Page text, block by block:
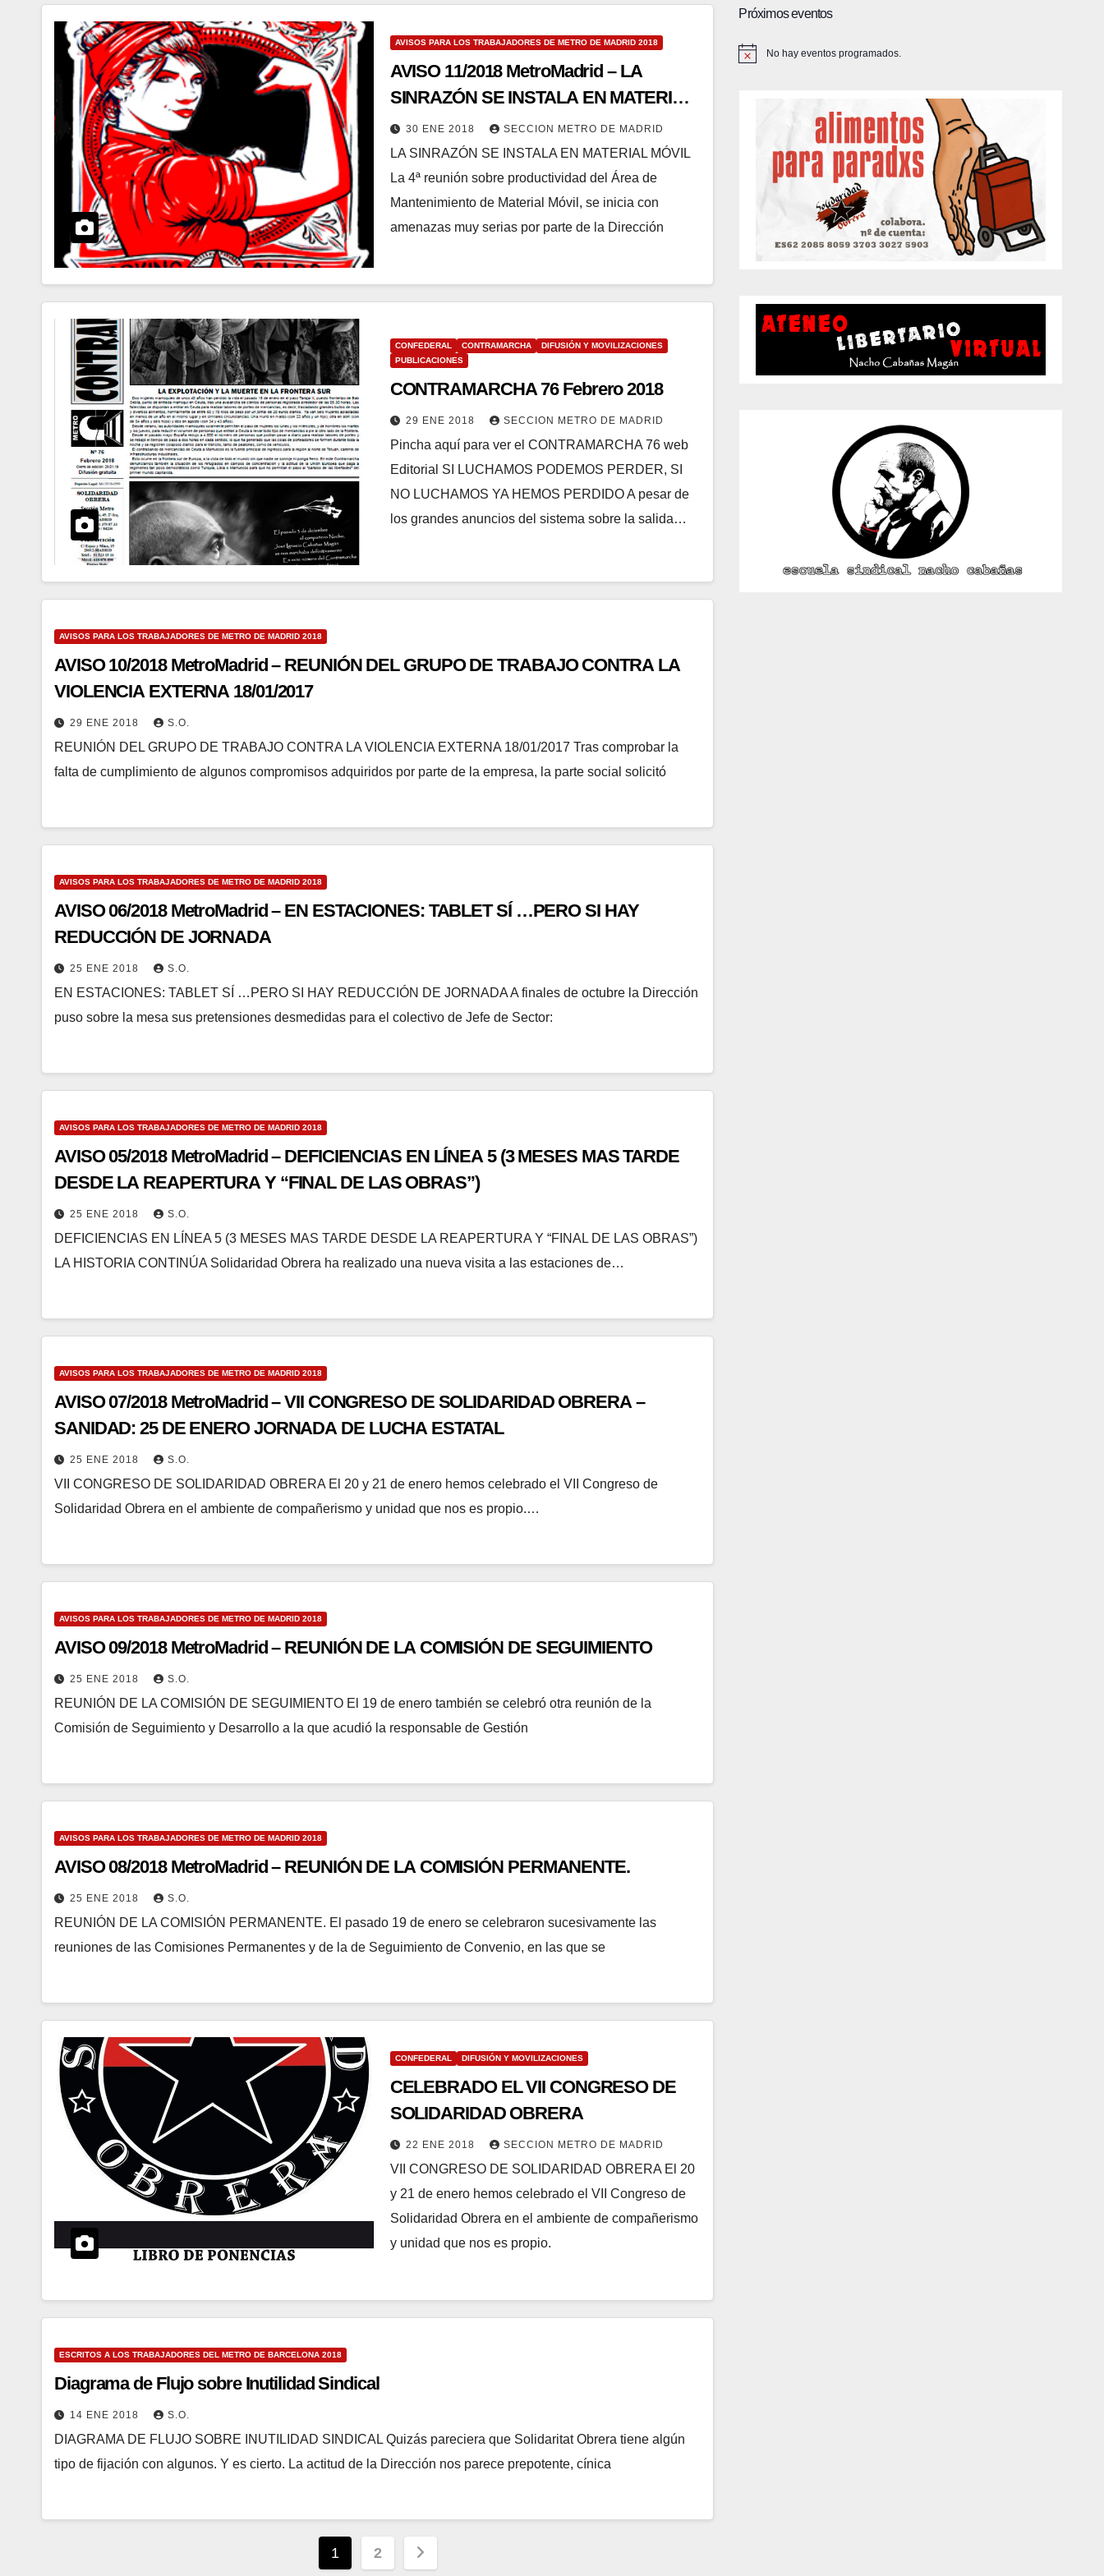
AVISOS PARA LOS TRABAJADORES DE METRO DE MADRID 2018
AVISO 11/2018 MetroMadrid – LA
SINRAZÓN SE INSTALA EN MATERIAL
MÓVIL
30 ENE 2018 SECCION METRO DE MADRID
LA SINRAZÓN SE INSTALA EN MATERIAL MÓVIL
La 4ª reunión sobre productividad del Área de
Mantenimiento de Material Móvil, se inicia con
amenazas muy serias por parte de la Dirección
CONFEDERAL CONTRAMARCHA
DIFUSIÓN Y MOVILIZACIONES
PUBLICACIONES
CONTRAMARCHA 76 Febrero 2018
29 ENE 2018 SECCION METRO DE MADRID
Pincha aquí para ver el CONTRAMARCHA 76 web
Editorial SI LUCHAMOS PODEMOS PERDER, SI
NO LUCHAMOS YA HEMOS PERDIDO A pesar de
los grandes anuncios del sistema sobre la salida…
AVISOS PARA LOS TRABAJADORES DE METRO DE MADRID 2018
AVISO 10/2018 MetroMadrid – REUNIÓN DEL GRUPO DE TRABAJO CONTRA LA
VIOLENCIA EXTERNA 18/01/2017
29 ENE 2018 S.O.
REUNIÓN DEL GRUPO DE TRABAJO CONTRA LA VIOLENCIA EXTERNA 18/01/2017 Tras comprobar la
falta de cumplimiento de algunos compromisos adquiridos por parte de la empresa, la parte social solicitó
AVISOS PARA LOS TRABAJADORES DE METRO DE MADRID 2018
AVISO 06/2018 MetroMadrid – EN ESTACIONES: TABLET SÍ …PERO SI HAY
REDUCCIÓN DE JORNADA
25 ENE 2018 S.O.
EN ESTACIONES: TABLET SÍ …PERO SI HAY REDUCCIÓN DE JORNADA A finales de octubre la Dirección
puso sobre la mesa sus pretensiones desmedidas para el colectivo de Jefe de Sector:
AVISOS PARA LOS TRABAJADORES DE METRO DE MADRID 2018
AVISO 05/2018 MetroMadrid – DEFICIENCIAS EN LÍNEA 5 (3 MESES MAS TARDE
DESDE LA REAPERTURA Y “FINAL DE LAS OBRAS”)
25 ENE 2018 S.O.
DEFICIENCIAS EN LÍNEA 5 (3 MESES MAS TARDE DESDE LA REAPERTURA Y “FINAL DE LAS OBRAS”)
LA HISTORIA CONTINÚA Solidaridad Obrera ha realizado una nueva visita a las estaciones de…
AVISOS PARA LOS TRABAJADORES DE METRO DE MADRID 2018
AVISO 07/2018 MetroMadrid – VII CONGRESO DE SOLIDARIDAD OBRERA –
SANIDAD: 25 DE ENERO JORNADA DE LUCHA ESTATAL
25 ENE 2018 S.O.
VII CONGRESO DE SOLIDARIDAD OBRERA El 20 y 21 de enero hemos celebrado el VII Congreso de
Solidaridad Obrera en el ambiente de compañerismo y unidad que nos es propio.…
AVISOS PARA LOS TRABAJADORES DE METRO DE MADRID 2018
AVISO 09/2018 MetroMadrid – REUNIÓN DE LA COMISIÓN DE SEGUIMIENTO
25 ENE 2018 S.O.
REUNIÓN DE LA COMISIÓN DE SEGUIMIENTO El 19 de enero también se celebró otra reunión de la
Comisión de Seguimiento y Desarrollo a la que acudió la responsable de Gestión
AVISOS PARA LOS TRABAJADORES DE METRO DE MADRID 2018
AVISO 08/2018 MetroMadrid – REUNIÓN DE LA COMISIÓN PERMANENTE.
25 ENE 2018 S.O.
REUNIÓN DE LA COMISIÓN PERMANENTE. El pasado 19 de enero se celebraron sucesivamente las
reuniones de las Comisiones Permanentes y de la de Seguimiento de Convenio, en las que se
CONFEDERAL DIFUSIÓN Y MOVILIZACIONES
CELEBRADO EL VII CONGRESO DE
SOLIDARIDAD OBRERA
22 ENE 2018 SECCION METRO DE MADRID
VII CONGRESO DE SOLIDARIDAD OBRERA El 20
y 21 de enero hemos celebrado el VII Congreso de
Solidaridad Obrera en el ambiente de compañerismo
y unidad que nos es propio.
ESCRITOS A LOS TRABAJADORES DEL METRO DE BARCELONA 2018
Diagrama de Flujo sobre Inutilidad Sindical
14 ENE 2018 S.O.
DIAGRAMA DE FLUJO SOBRE INUTILIDAD SINDICAL Quizás pareciera que Solidaritat Obrera tiene algún
tipo de fijación con algunos. Y es cierto. La actitud de la Dirección nos parece prepotente, cínica
Paginación
1 2
Próximos eventos
A
No hay eventos programados.